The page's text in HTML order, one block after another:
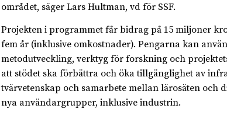
området, säger Lars Hultman, vd för SSF.
Projekten i programmet får bidrag på 15 miljoner
fem år (inklusive omkostnader). Pengarna kan
metodutveckling, verktyg för forskning och
att stödet ska förbättra och öka tillgänglighet av
tvärvetenskap och samarbete mellan lärosäten och
nya användargrupper, inklusive industrin.